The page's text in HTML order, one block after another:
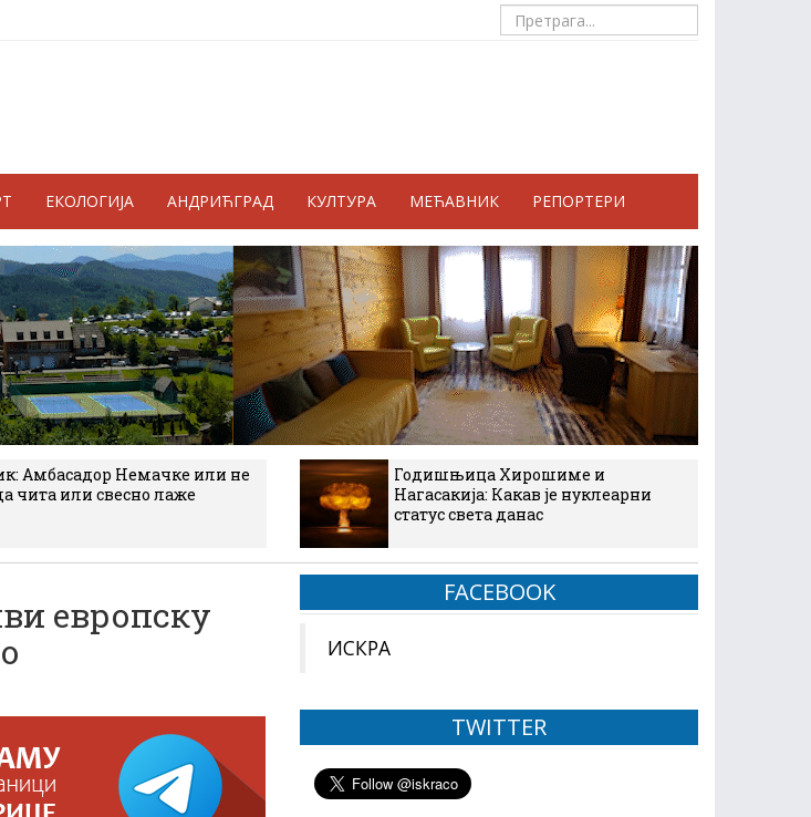
ЕКОЛОГИЈА АНДРИЋГРАД КУЛТУРА МЕЋАВНИК РЕПОРТЕРИ
Амбасадор Немачке или не
чита или свесно лаже
Годишњица Хирошиме и
Нагасакија: Какав је нуклеарни
статус света данас
европску
FACEBOOK
ИСКРА
TWITTER